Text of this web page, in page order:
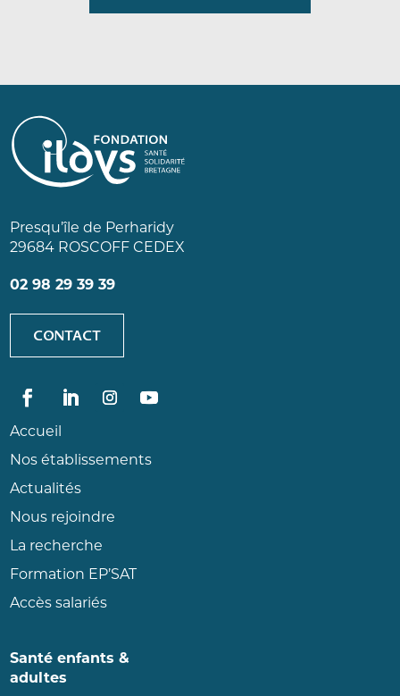
Presqu’île de Perharidy
29684 ROSCOFF CEDEX
02 98 29 39 39
CONTACT
Accueil
Nos établissements
Actualités
Nous rejoindre
La recherche
Formation EP’SAT
Accès salariés
Santé enfants &
adultes